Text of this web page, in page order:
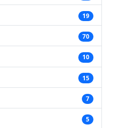
19
70
10
15
7
5